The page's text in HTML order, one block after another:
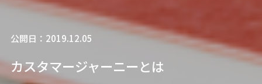
公開日：2019.12.05
カスタマージャーニーとは